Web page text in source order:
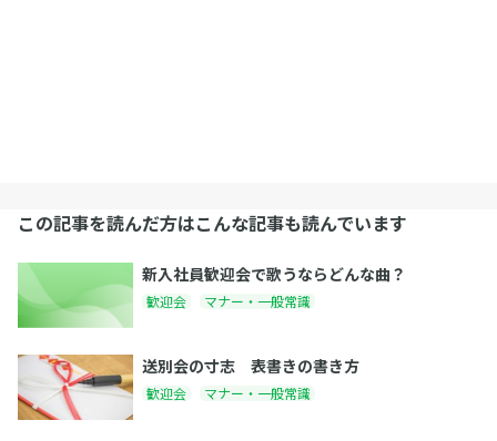
この記事を読んだ方はこんな記事も読んでいます
新入社員歓迎会で歌うならどんな曲？
歓迎会 マナー・一般常識
送別会の寸志 表書きの書き方
歓迎会 マナー・一般常識